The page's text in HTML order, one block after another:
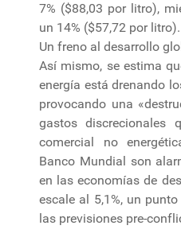
7% ($88,03 por litro),
un 14% ($57,72 por litro).
Un freno al desarrollo
Así mismo, se estima
energía está drenando
provocando una
gastos discrecionales
comercial no
Banco Mundial son
en las economías de
escale al 5,1%, un
las previsiones pre-